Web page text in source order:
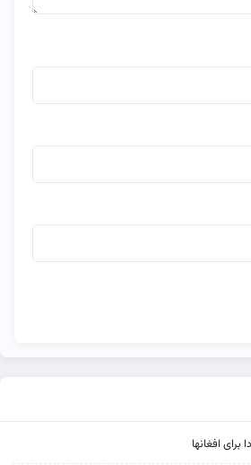
برای افغانها